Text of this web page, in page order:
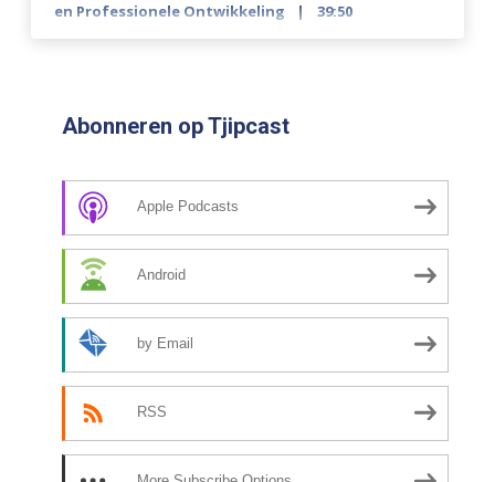
en Professionele Ontwikkeling
39:50
Abonneren op Tjipcast
Apple Podcasts
Android
by Email
RSS